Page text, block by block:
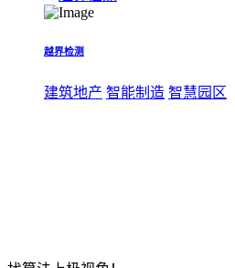
越界检测
建筑地产 智能制造 智慧园区